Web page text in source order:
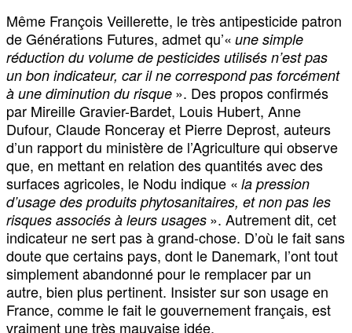
Même François Veillerette, le très antipesticide patron
de Générations Futures, admet qu’« une simple
réduction du volume de pesticides utilisés n’est pas
un bon indicateur, car il ne correspond pas forcément
à une diminution du risque ». Des propos confirmés
par Mireille Gravier-Bardet, Louis Hubert, Anne
Dufour, Claude Ronceray et Pierre Deprost, auteurs
d’un rapport du ministère de l’Agriculture qui observe
que, en mettant en relation des quantités avec des
surfaces agricoles, le Nodu indique « la pression
d’usage des produits phytosanitaires, et non pas les
risques associés à leurs usages ». Autrement dit, cet
indicateur ne sert pas à grand-chose. D’où le fait sans
doute que certains pays, dont le Danemark, l’ont tout
simplement abandonné pour le remplacer par un
autre, bien plus pertinent. Insister sur son usage en
France, comme le fait le gouvernement français, est
vraiment une très mauvaise idée.